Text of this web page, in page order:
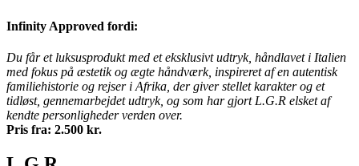
Infinity Approved fordi:
Du får et luksusprodukt med et eksklusivt udtryk, håndlavet i Italien
med fokus på æstetik og ægte håndværk, inspireret af en autentisk
familiehistorie og rejser i Afrika, der giver stellet karakter og et
tidløst, gennemarbejdet udtryk, og som har gjort L.G.R elsket af
kendte personligheder verden over.
Pris fra: 2.500 kr.